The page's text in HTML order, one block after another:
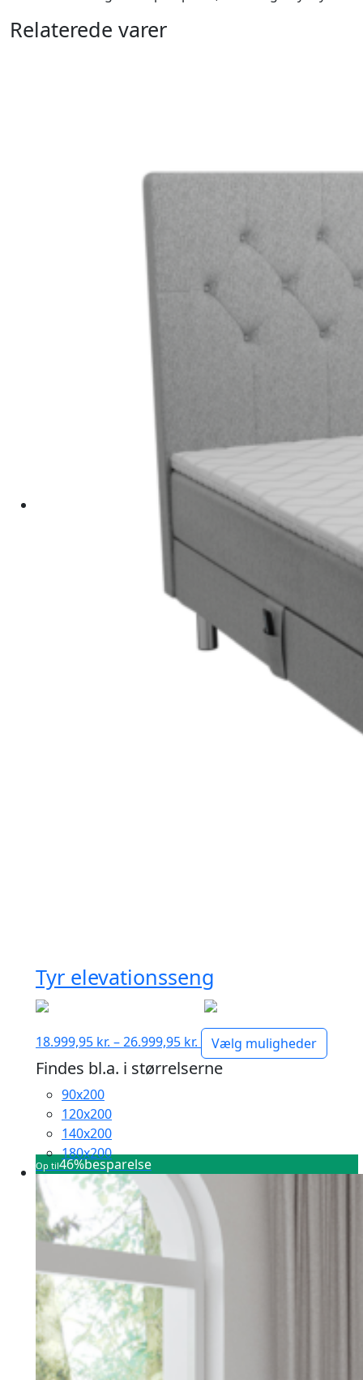
Relaterede varer
Tyr elevationsseng
18.999,95 kr. –26.999,95 kr. Prisinterval:
18.999,95 kr.
til
Vælg muligheder
Findes bl.a. i størrelserne
90x200
120x200
140x200
180x200
Op til46%besparelse